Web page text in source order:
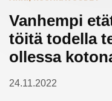
Vanhempi
töitä todella
ollessa
24.11.2022